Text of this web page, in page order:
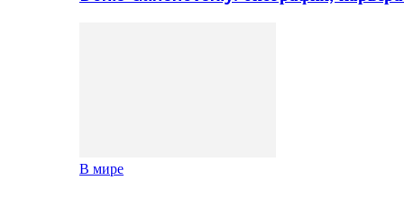
В мире